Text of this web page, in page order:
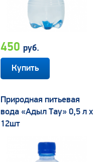
450 руб.
Природная питьевая
вода «Адыл Тау» 0,5 л х
12шт